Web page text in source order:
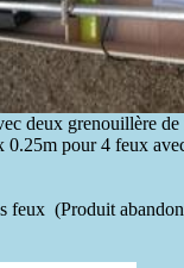
deux grenouillère
pour 4 feux
feux (Produit